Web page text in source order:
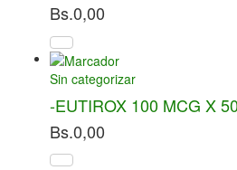
Bs.0,00
Sin categorizar
-EUTIROX 100 MCG X
Bs.0,00